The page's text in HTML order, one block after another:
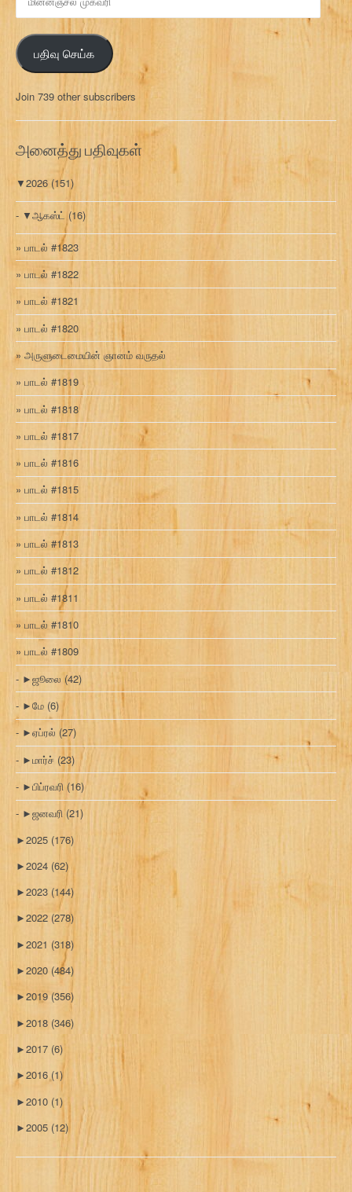
ன
ஞ்
ச
ல்
க
வ
பதிவு செய்க
Join 739 other subscribers
அனைத்து பதிவுகள்
▼2026 (151)
▼ஆகஸ்ட் (16)
பாடல் #1823
பாடல் #1822
பாடல் #1821
பாடல் #1820
அருளுடைமையின் ஞானம் வருதல்
பாடல் #1819
பாடல் #1818
பாடல் #1817
பாடல் #1816
பாடல் #1815
பாடல் #1814
பாடல் #1813
பாடல் #1812
பாடல் #1811
பாடல் #1810
பாடல் #1809
►ஜூலை (42)
►மே (6)
►ஏப்ரல் (27)
►மார்ச் (23)
►பிப்ரவரி (16)
►ஜனவரி (21)
►2025 (176)
►2024 (62)
►2023 (144)
►2022 (278)
►2021 (318)
►2020 (484)
►2019(356)
►2018 (346)
►2017 (6)
►2016(1)
►2010 (1)
►2005 (12)